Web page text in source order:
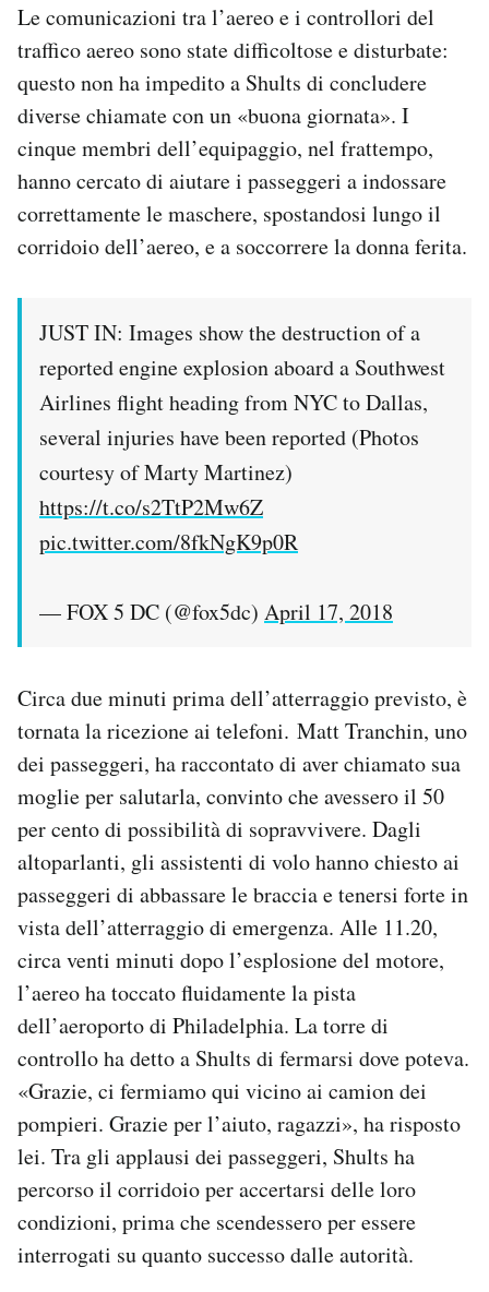
Le comunicazioni tra l’aereo e i controllori del
traffico aereo sono state difficoltose e disturbate:
questo non ha impedito a Shults di concludere
diverse chiamate con un «buona giornata». I
cinque membri dell’equipaggio, nel frattempo,
hanno cercato di aiutare i passeggeri a indossare
correttamente le maschere, spostandosi lungo il
corridoio dell’aereo, e a soccorrere la donna ferita.
JUST IN: Images show the destruction of a
reported engine explosion aboard a Southwest
Airlines flight heading from NYC to Dallas,
several injuries have been reported (Photos
courtesy of Marty Martinez)
https://t.co/s2TtP2Mw6Z
pic.twitter.com/8fkNgK9p0R
— FOX 5 DC (@fox5dc) April 17, 2018
Circa due minuti prima dell’atterraggio previsto, è
tornata la ricezione ai telefoni. Matt Tranchin, uno
dei passeggeri, ha raccontato di aver chiamato sua
moglie per salutarla, convinto che avessero il 50
per cento di possibilità di sopravvivere. Dagli
altoparlanti, gli assistenti di volo hanno chiesto ai
passeggeri di abbassare le braccia e tenersi forte in
vista dell’atterraggio di emergenza. Alle 11.20,
circa venti minuti dopo l’esplosione del motore,
l’aereo ha toccato fluidamente la pista
dell’aeroporto di Philadelphia. La torre di
controllo ha detto a Shults di fermarsi dove poteva.
«Grazie, ci fermiamo qui vicino ai camion dei
pompieri. Grazie per l’aiuto, ragazzi», ha risposto
lei. Tra gli applausi dei passeggeri, Shults ha
percorso il corridoio per accertarsi delle loro
condizioni, prima che scendessero per essere
interrogati su quanto successo dalle autorità.